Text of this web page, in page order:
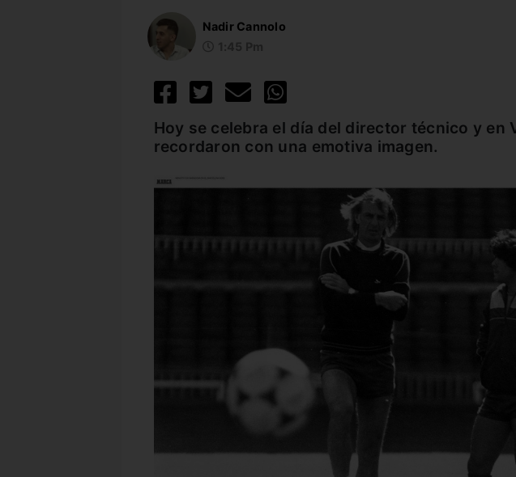
Nadir Cannolo
Hoy se celebra el día del director técnico y en
recordaron con una emotiva imagen.